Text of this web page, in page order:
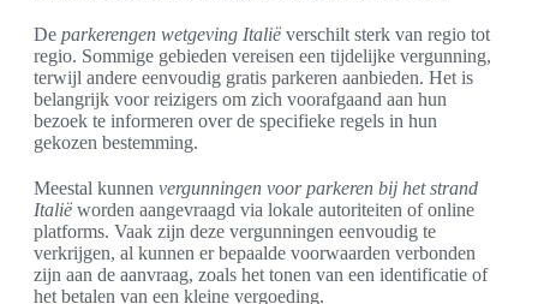
De parkerengen wetgeving Italië verschilt sterk van regio tot
regio. Sommige gebieden vereisen een tijdelijke vergunning,
terwijl andere eenvoudig gratis parkeren aanbieden. Het is
belangrijk voor reizigers om zich voorafgaand aan hun
bezoek te informeren over de specifieke regels in hun
gekozen bestemming.
Meestal kunnen vergunningen voor parkeren bij het strand
Italië worden aangevraagd via lokale autoriteiten of online
platforms. Vaak zijn deze vergunningen eenvoudig te
verkrijgen, al kunnen er bepaalde voorwaarden verbonden
zijn aan de aanvraag, zoals het tonen van een identificatie of
het betalen van een kleine vergoeding.